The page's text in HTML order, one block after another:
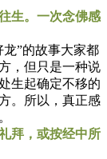
生。一次念佛感
”的故事大家都
，但只是一种说
生起确定不移的
。所以，真正感
拜，或按经中所